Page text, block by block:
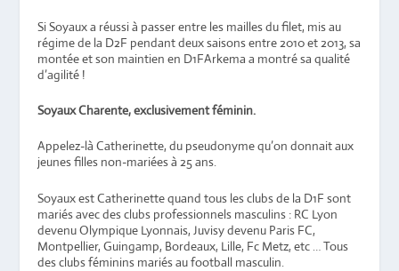
Si Soyaux a réussi à passer entre les mailles du filet, mis au
régime de la D2F pendant deux saisons entre 2010 et 2013, sa
montée et son maintien en D1FArkema a montré sa qualité
d’agilité !
Soyaux Charente, exclusivement féminin.
Appelez-là Catherinette, du pseudonyme qu’on donnait aux
jeunes filles non-mariées à 25 ans.
Soyaux est Catherinette quand tous les clubs de la D1F sont
mariés avec des clubs professionnels masculins : RC Lyon
devenu Olympique Lyonnais, Juvisy devenu Paris FC,
Montpellier, Guingamp, Bordeaux, Lille, Fc Metz, etc … Tous
des clubs féminins mariés au football masculin.